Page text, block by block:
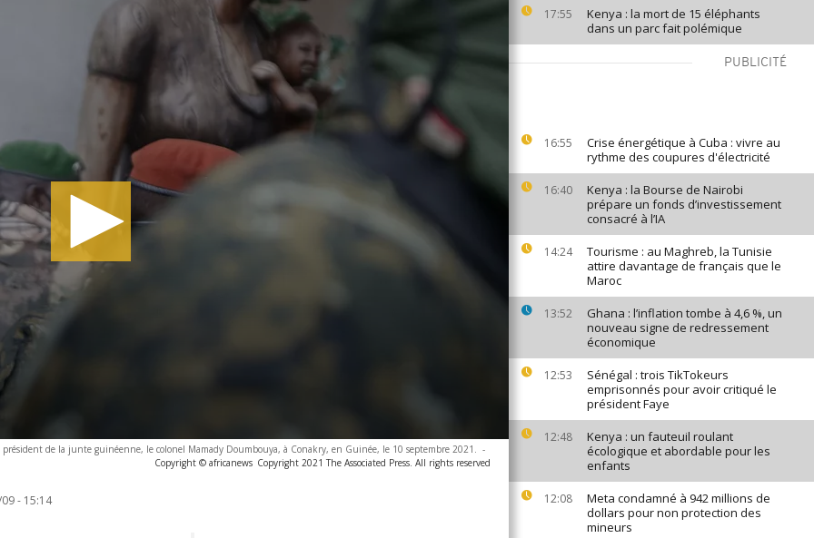
17:55
Kenya : la mort de 15 éléphants
dans un parc fait polémique
PUBLICITÉ
16:55
Crise énergétique à Cuba : vivre au
rythme des coupures d'électricité
16:40
Kenya : la Bourse de Nairobi
prépare un fonds d’investissement
consacré à l’IA
14:24
Tourisme : au Maghreb, la Tunisie
attire davantage de français que le
Maroc
13:52
Ghana : l’inflation tombe à 4,6 %, un
nouveau signe de redressement
économique
12:53
Sénégal : trois TikTokeurs
emprisonnés pour avoir critiqué le
président Faye
12:48
Kenya : un fauteuil roulant
écologique et abordable pour les
enfants
12:08
Meta condamné à 942 millions de
dollars pour non protection des
mineurs
président de la junte guinéenne, le colonel Mamady Doumbouya, à Conakry, en Guinée, le 10 septembre 2021. -
Copyright © africanews Copyright 2021 The Associated Press. All rights reserved
- 15:14